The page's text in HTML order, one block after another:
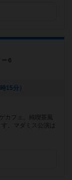
６
15分）
カフェ。純喫茶風
。マダミス公演は